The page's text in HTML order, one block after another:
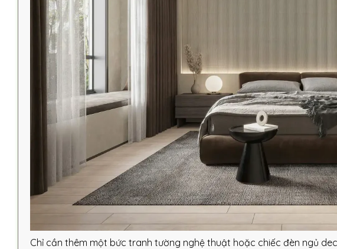
Chỉ cần thêm một bức tranh tường nghệ thuật hoặc chiếc đèn ngủ